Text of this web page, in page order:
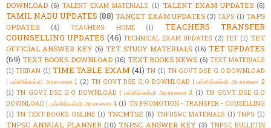
DOWNLOAD (6) TALENT EXAM MATERIALS (1) TALENT EXAM UPDATES (6)
TAMIL NADU UPDATES (88) TANCET EXAM UPDATES (3) TAPS (1) TAPS
UPDATES
(4) TEACHERS HOME (1)
TEACHERS TRANSFER
COUNSELLING UPDATES (46) TECHNICAL EXAM UPDATES (2) TET (1) TET
OFFICIAL ANSWER KEY (6) TET STUDY MATERIALS (16) TET UPDATES
(69) TEXT BOOKS DOWNLOAD (16) TEXT BOOKS NEWS (6) TEXT MATERIALS
(1) THIRAN (1) TIME TABLE EXAM (41) TN (1) TN GOVT DSE G.O DOWNLOAD
| பள்ளிக்கல்வி அரசாணை 1 (2) TN GOVT DSE G.O DOWNLOAD | பள்ளிக்கல்வி அரசாணை 2
(1) TN GOVT DSE G.O DOWNLOAD | பள்ளிக்கல்வி அரசாணை 3 (1) TN GOVT DSE G.O
DOWNLOAD | பள்ளிக்கல்வி அரசாணை 4 (1) TN PROMOTION - TRANSFER - COUSELLING
(1) TN TEXT BOOKS ONLINE (1) TNCMTSE (5) TNFUSRC MATERIALS (1) TNPS (1)
TNPSC ANNUAL PLANNER (10) TNPSC ANSWER KEY (3) TNPSC BULLETIN